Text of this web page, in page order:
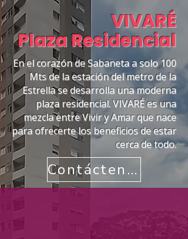
VIVARÉ
Plaza Residencial
En el corazón de Sabaneta a solo 100
Mts de la estación del metro de la
Estrella se desarrolla una moderna
plaza residencial. VIVARÉ es una
mezcla entre Vivir y Amar que nace
para ofrecerte los beneficios de estar
cerca de todo.
Contáctenos